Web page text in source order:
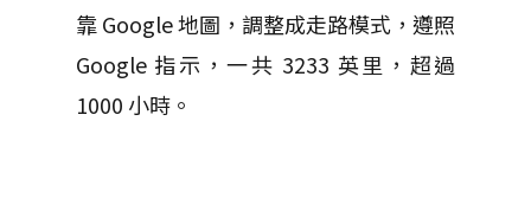
靠 Google 地圖，調整成走路模式，遵照
Google 指示，一共 3233 英里，超過
1000 小時。